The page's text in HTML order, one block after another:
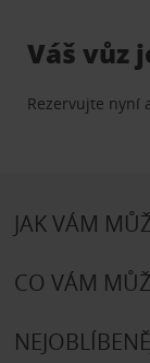
Váš vůz
Rezervujte nyní
JAK VÁM
CO VÁM